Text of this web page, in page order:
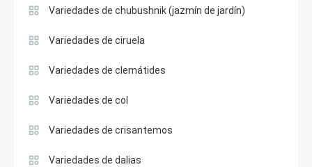
Variedades de chubushnik (jazmín de jardín)
Variedades de ciruela
Variedades de clemátides
Variedades de col
Variedades de crisantemos
Variedades de dalias